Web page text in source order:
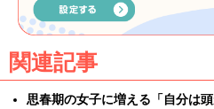
関連記事
思春期の女子に増える「自分は